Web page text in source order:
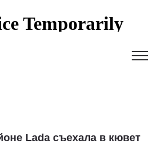
Lada съехала в кювет